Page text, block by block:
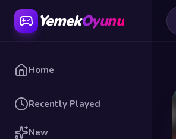
YemekOyunu
Home
Recently Played
New